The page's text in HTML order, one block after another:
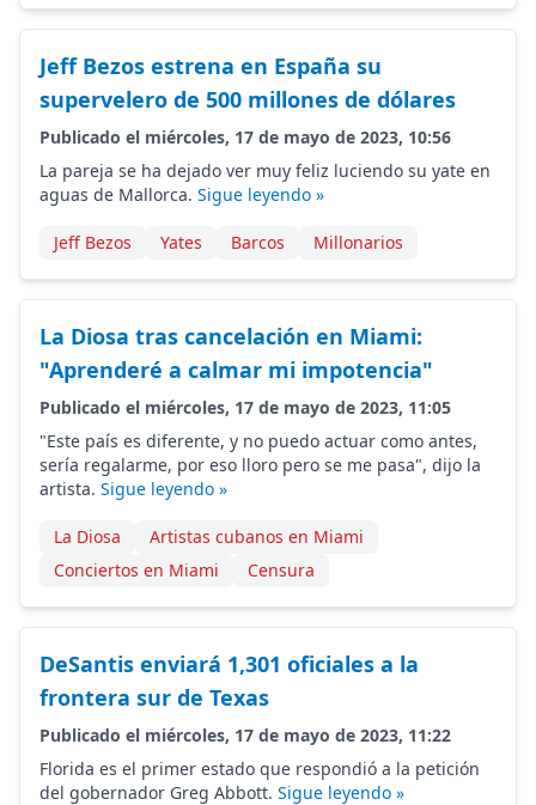
Jeff Bezos estrena en España su
supervelero de 500 millones de dólares
Publicado el miércoles, 17 de mayo de 2023, 10:56
La pareja se ha dejado ver muy feliz luciendo su yate en
aguas de Mallorca. Sigue leyendo »
Jeff Bezos Yates Barcos Millonarios
La Diosa tras cancelación en Miami:
"Aprenderé a calmar mi impotencia"
Publicado el miércoles, 17 de mayo de 2023, 11:05
"Este país es diferente, y no puedo actuar como antes,
sería regalarme, por eso lloro pero se me pasa", dijo la
artista. Sigue leyendo »
La Diosa
Artistas cubanos en Miami
Conciertos en Miami
Censura
DeSantis enviará 1,301 oficiales a la
frontera sur de Texas
Publicado el miércoles, 17 de mayo de 2023, 11:22
Florida es el primer estado que respondió a la petición
del gobernador Greg Abbott. Sigue leyendo »